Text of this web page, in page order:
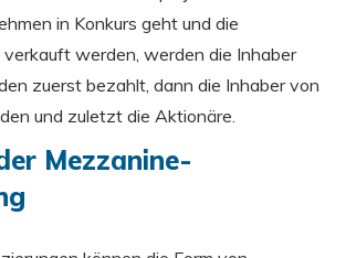
in Konkurs geht und die
werden, werden die Inhaber
zuerst bezahlt, dann die Inhaber von
und zuletzt die Aktionäre.
Mezzanine-